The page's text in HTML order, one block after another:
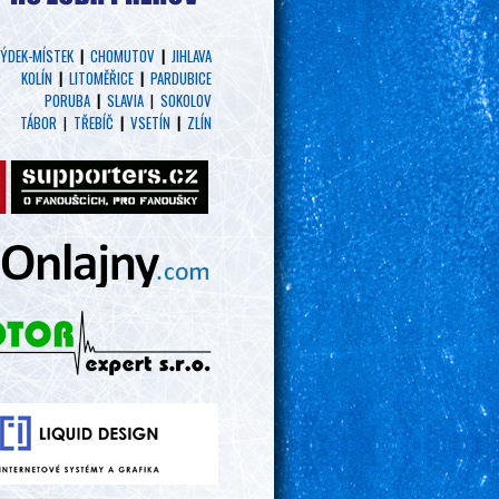
MÍSTEK| CHOMUTOV | JIHLAVA
KOLÍN | LITOMĚŘICE | PARDUBICE
PORUBA | SLAVIA | SOKOLOV
TÁBOR | TŘEBÍČ | VSETÍN | ZLÍN